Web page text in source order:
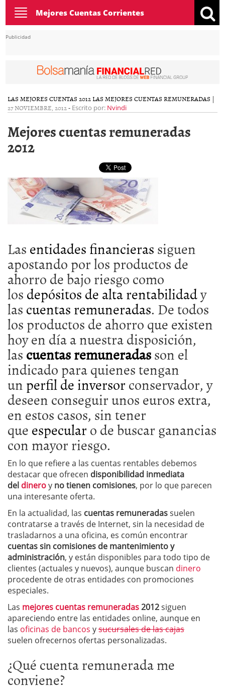
Toggle
navigation
Mejores Cuentas Corrientes
Publicidad
LAS MEJORES CUENTAS 2012 LAS MEJORES CUENTAS REMUNERADAS |
27 NOVIEMBRE, 2012- Escrito por: Nvindi
Mejores cuentas remuneradas
2012
Lasentidades financierassiguen
apostando por los productos de
ahorro de bajo riesgo como
losdepósitos de alta rentabilidady
lascuentas remuneradas. De todos
los productos de ahorro que existen
hoy en día a nuestra disposición,
lascuentas remuneradasson el
indicado para quienes tengan
unperfil de inversorconservador, y
deseen conseguir unos euros extra,
en estos casos, sin tener
queespecularo de buscar ganancias
con mayor riesgo.
En lo que refiere a las cuentas rentables debemos
destacar que ofrecen disponibilidad inmediata
del dineroy no tienen comisiones, por lo que parecen
una interesante oferta.
En la actualidad, las cuentas remuneradassuelen
contratarse a través de Internet, sin la necesidad de
trasladarnos a una oficina, es común encontrar
cuentas sin comisiones de mantenimiento y
administración, y están disponibles para todo tipo de
clientes (actuales y nuevos), aunque buscan dinero
procedente de otras entidades con promociones
especiales.
Las mejores cuentas remuneradas2012siguen
apareciendo entre las entidades online, aunque en
las oficinas de bancos ysucursales de las cajas
suelen ofrecernos ofertas personalizadas.
¿Qué cuenta remunerada me
conviene?